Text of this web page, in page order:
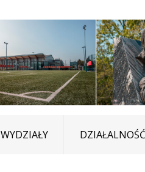
WYDZIAŁY DZIAŁALNOŚĆ